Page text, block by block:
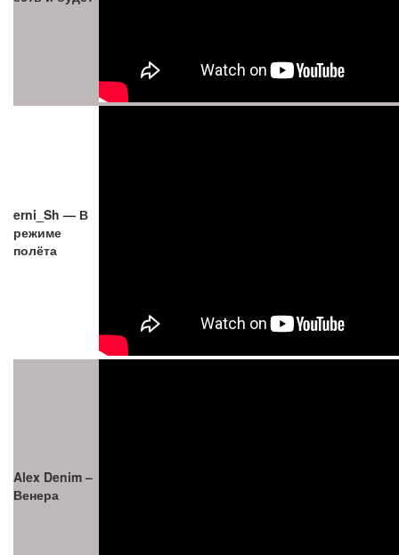
erni_Sh — В
режиме
полёта
Alex Denim –
Венера